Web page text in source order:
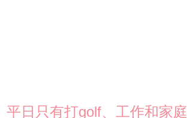
平日只有打golf、工作和家庭